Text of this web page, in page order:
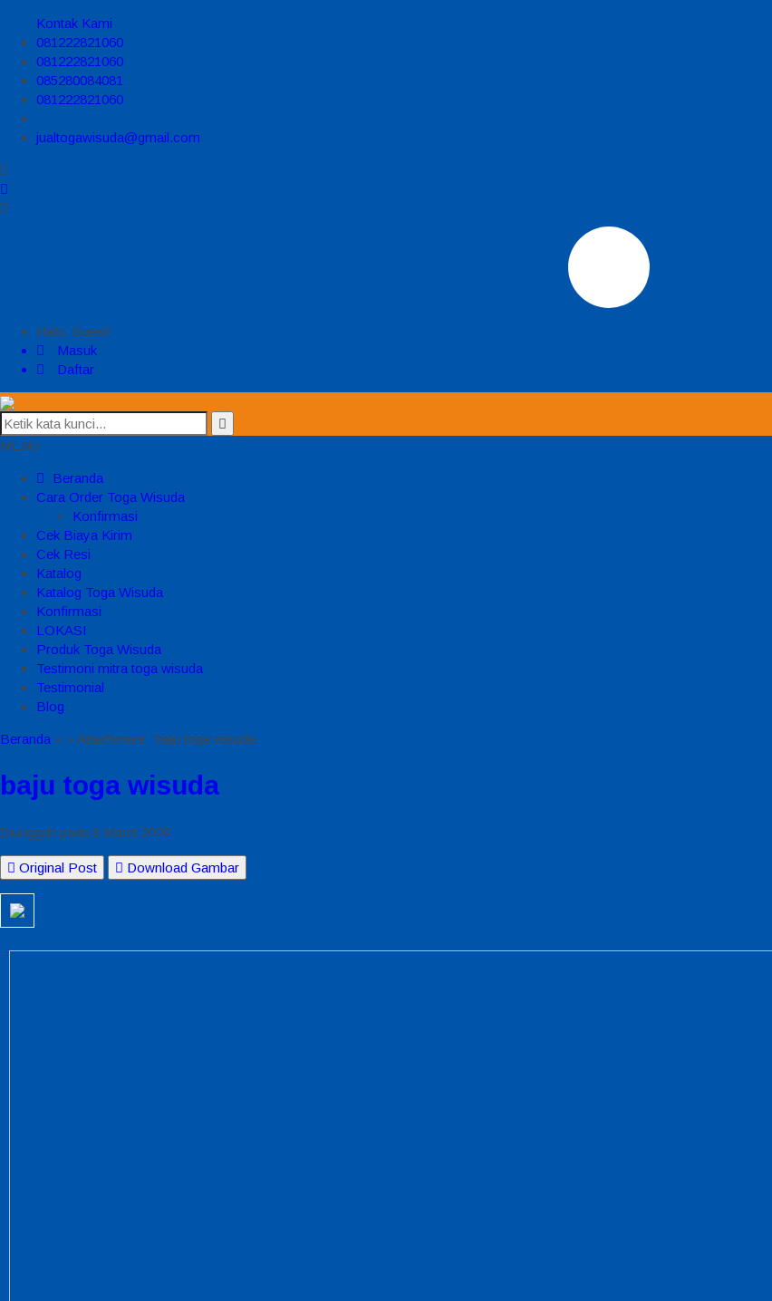
Kontak Kami
081222821060
081222821060
085280084081
081222821060
jualtogawisuda@gmail.com
Halo, Guest!
Masuk
Daftar
MENU
Beranda
Cara Order Toga Wisuda
Konfirmasi
Cek Biaya Kirim
Cek Resi
Katalog
Katalog Toga Wisuda
Konfirmasi
LOKASI
Produk Toga Wisuda
Testimoni mitra toga wisuda
Testimonial
Blog
Beranda » » Attachment : baju toga wisuda
baju toga wisuda
Diunggah pada 8 Maret 2026
Original Post Download Gambar